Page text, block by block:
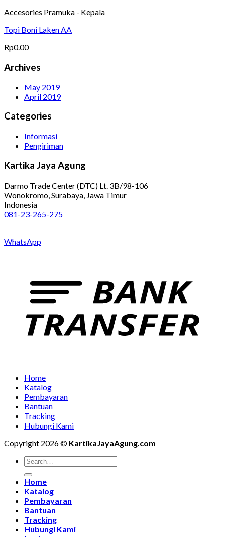
Accesories Pramuka - Kepala
Topi Boni Laken AA
Rp0.00
Archives
May 2019
April 2019
Categories
Informasi
Pengiriman
Kartika Jaya Agung
Darmo Trade Center (DTC) Lt. 3B/98-106
Wonokromo, Surabaya, Jawa Timur
Indonesia
081-23-265-275
WhatsApp
Home
Katalog
Pembayaran
Bantuan
Tracking
Hubungi Kami
Copyright 2026 © KartikaJayaAgung.com
Home
Katalog
Pembayaran
Bantuan
Tracking
Hubungi Kami